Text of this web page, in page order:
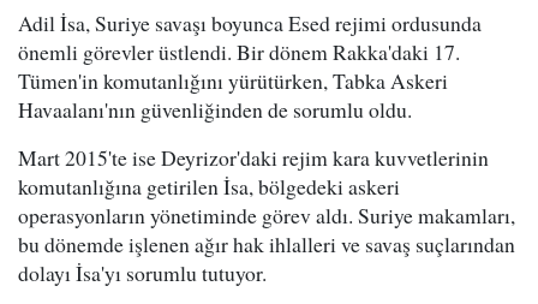
Adil İsa, Suriye savaşı boyunca Esed rejimi ordusunda
önemli görevler üstlendi. Bir dönem Rakka'daki 17.
Tümen'in komutanlığını yürütürken, Tabka Askeri
Havaalanı'nın güvenliğinden de sorumlu oldu.
Mart 2015'te ise Deyrizor'daki rejim kara kuvvetlerinin
komutanlığına getirilen İsa, bölgedeki askeri
operasyonların yönetiminde görev aldı. Suriye makamları,
bu dönemde işlenen ağır hak ihlalleri ve savaş suçlarından
dolayı İsa'yı sorumlu tutuyor.